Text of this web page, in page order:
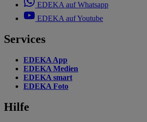
EDEKA auf Whatsapp
EDEKA auf Youtube
Services
EDEKA App
EDEKA Medien
EDEKA smart
EDEKA Foto
Hilfe